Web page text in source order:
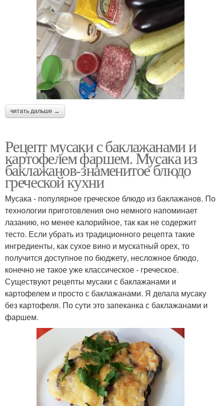
читать дальше →
Рецепт мусаки с баклажанами и
картофелем фаршем. Мусака из
баклажанов-знаменитое блюдо
греческой кухни
Мусака - популярное греческое блюдо из баклажанов. По
технологии приготовления оно немного напоминает
лазанию, но менее калорийное, так как не содержит
тесто. Если убрать из традиционного рецепта такие
ингредиенты, как сухое вино и мускатный орех, то
получится доступное по бюджету, несложное блюдо,
конечно не такое уже классическое - греческое.
Существуют рецепты мусаки с баклажанами и
картофелем и просто с баклажанами. Я делала мусаку
без картофеля. По сути это запеканка с баклажанами и
фаршем.